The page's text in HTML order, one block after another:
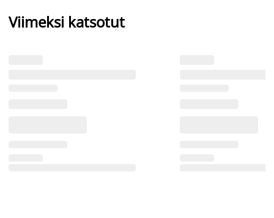
Viimeksi katsotut